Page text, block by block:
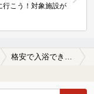
行こう！対象施設が